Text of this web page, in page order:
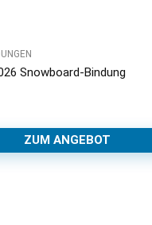
Snowboard-Bindung
ZUM ANGEBOT